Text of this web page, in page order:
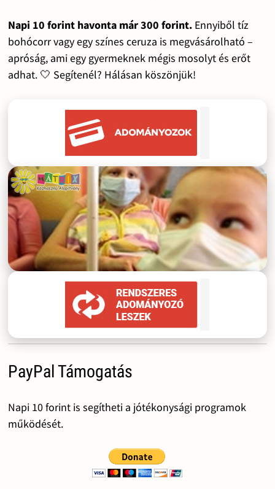
Napi 10 forint havonta már 300 forint.Ennyiből tíz
bohócorr vagy egy színes ceruza is megvásárolható –
apróság, ami egy gyermeknek mégis mosolyt és erőt
adhat. 🤍 Segítenél? Hálásan köszönjük!
PayPal Támogatás
Napi 10 forint is segítheti a jótékonysági programok
működését.